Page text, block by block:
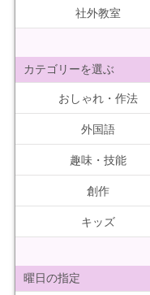
社外教室
カテゴリーを選ぶ
おしゃれ・作法
外国語
趣味・技能
創作
キッズ
曜日の指定